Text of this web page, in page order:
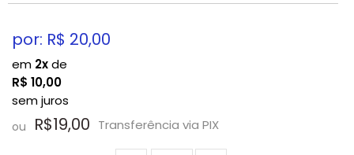
por: R$ 20,00
em 2xde
R$ 10,00
sem juros
ou R$19,00 Transferência via PIX